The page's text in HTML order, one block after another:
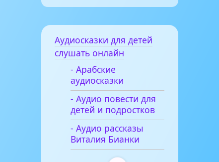
Аудиосказки для детей
слушать онлайн
- Арабские
аудиосказки
- Аудио повести для
детей и подростков
- Аудио рассказы
Виталия Бианки